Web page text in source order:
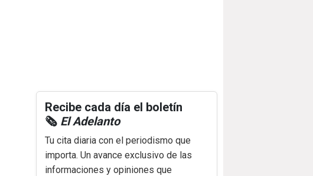
Recibe cada día el boletín
🗞️ El Adelanto
Tu cita diaria con el periodismo que
importa. Un avance exclusivo de las
informaciones y opiniones que